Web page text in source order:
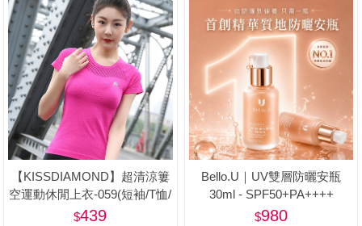
【KISSDIAMOND】超清涼簍
空運動休閒上衣-059(短袖/T恤/
吸濕/排汗/修身/顯瘦/4色S-L)
439
Bello.U｜UV雙層防曬安瓶
30ml - SPF50+PA++++
980